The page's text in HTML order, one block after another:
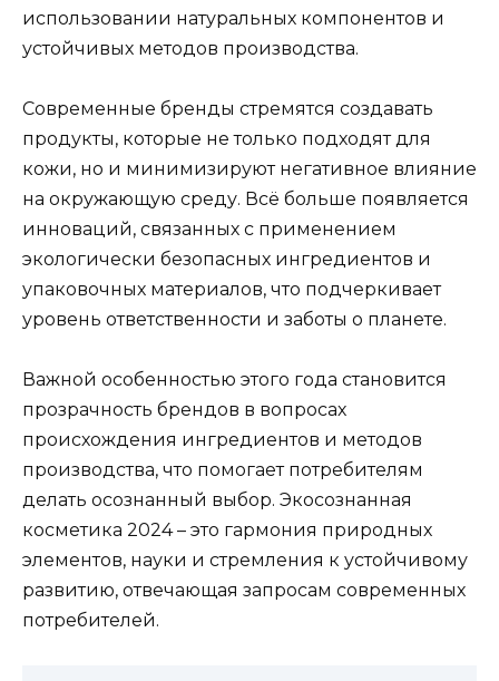
использовании натуральных компонентов и
устойчивых методов производства.
Современные бренды стремятся создавать
продукты, которые не только подходят для
кожи, но и минимизируют негативное влияние
на окружающую среду. Всё больше появляется
инноваций, связанных с применением
экологически безопасных ингредиентов и
упаковочных материалов, что подчеркивает
уровень ответственности и заботы о планете.
Важной особенностью этого года становится
прозрачность брендов в вопросах
происхождения ингредиентов и методов
производства, что помогает потребителям
делать осознанный выбор. Экосознанная
косметика 2024 – это гармония природных
элементов, науки и стремления к устойчивому
развитию, отвечающая запросам современных
потребителей.